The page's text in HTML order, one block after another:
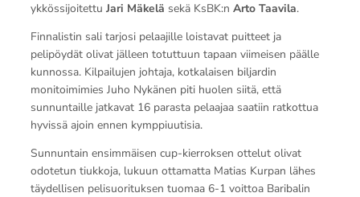
ykkössijoitettu Jari Mäkelä sekä KsBK:n Arto Taavila.
Finnalistin sali tarjosi pelaajille loistavat puitteet ja
pelipöydät olivat jälleen totuttuun tapaan viimeisen päälle
kunnossa. Kilpailujen johtaja, kotkalaisen biljardin
monitoimimies Juho Nykänen piti huolen siitä, että
sunnuntaille jatkavat 16 parasta pelaajaa saatiin ratkottua
hyvissä ajoin ennen kymppiuutisia.
Sunnuntain ensimmäisen cup-kierroksen ottelut olivat
odotetun tiukkoja, lukuun ottamatta Matias Kurpan lähes
täydellisen pelisuorituksen tuomaa 6-1 voittoa Baribalin